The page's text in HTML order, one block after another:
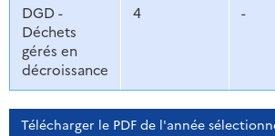
DGD -
Déchets
gérés en
décroissance
4 -
Télécharger le PDF de l'année